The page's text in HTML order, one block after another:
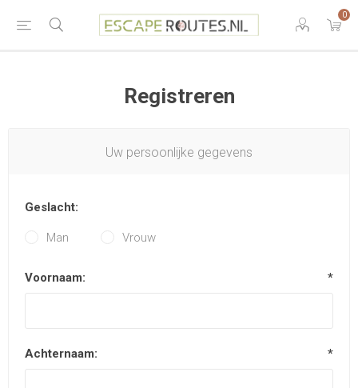
0
Registreren
Uw persoonlijke gegevens
Geslacht:
Man Vrouw
Voornaam: *
Achternaam: *